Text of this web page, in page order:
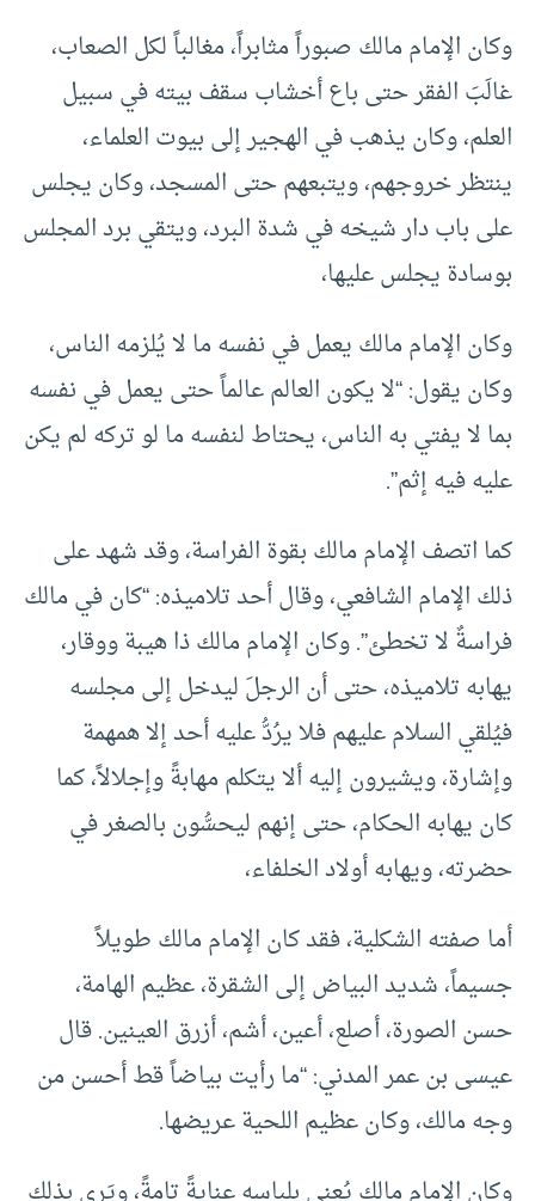
وكان الإمام مالك صبوراً مثابراً، مغالباً لكل الصعاب،
غالَبَ الفقر حتى باع أخشاب سقف بيته في سبيل
العلم، وكان يذهب في الهجير إلى بيوت العلماء،
ينتظر خروجهم، ويتبعهم حتى المسجد، وكان يجلس
على باب دار شيخه في شدة البرد، ويتقي برد المجلس
بوسادة يجلس عليها،
وكان الإمام مالك يعمل في نفسه ما لا يُلزمه الناس،
وكان يقول: “لا يكون العالم عالماً حتى يعمل في نفسه
بما لا يفتي به الناس، يحتاط لنفسه ما لو تركه لم يكن
عليه فيه إثم”.
كما اتصف الإمام مالك بقوة الفراسة، وقد شهد على
ذلك الإمام الشافعي، وقال أحد تلاميذه: “كان في مالك
فراسةٌ لا تخطئ”. وكان الإمام مالك ذا هيبة ووقار،
يهابه تلاميذه، حتى أن الرجلَ ليدخل إلى مجلسه
فيُلقي السلام عليهم فلا يرُدُّ عليه أحد إلا همهمة
وإشارة، ويشيرون إليه ألا يتكلم مهابةً وإجلالاً، كما
كان يهابه الحكام، حتى إنهم ليحسُّون بالصغر في
حضرته، ويهابه أولاد الخلفاء،
أما صفته الشكلية، فقد كان الإمام مالك طويلاً
جسيماً، شديد البياض إلى الشقرة، عظيم الهامة،
حسن الصورة، أصلع، أعين، أشم، أزرق العينين. قال
عيسى بن عمر المدني: “ما رأيت بياضاً قط أحسن من
وجه مالك، وكان عظيم اللحية عريضها.
وكان الإمام مالك يُعنى بلباسه عنايةً تامةً، ويَرى بذلك